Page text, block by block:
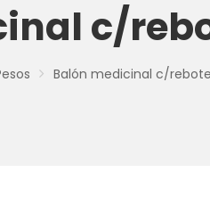
c/
Balón medicinal c/